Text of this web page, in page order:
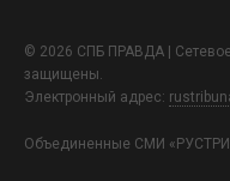
© 2026 СПБ ПРАВДА |
защищены.
Электронный адрес:
Объединенные СМИ